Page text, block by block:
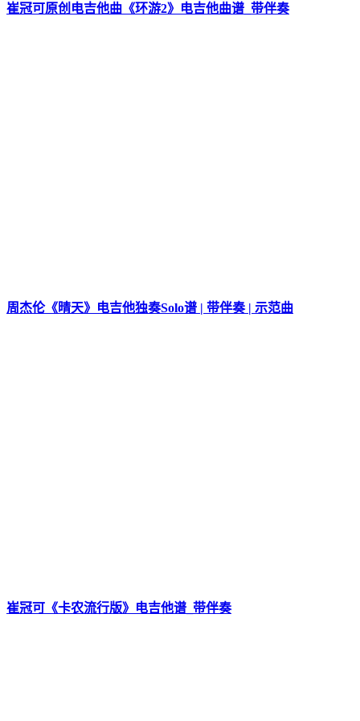
崔冠可原创电吉他曲《环游2》电吉他曲谱_带伴奏
周杰伦《晴天》电吉他独奏Solo谱 | 带伴奏 | 示范曲
崔冠可《卡农流行版》电吉他谱_带伴奏